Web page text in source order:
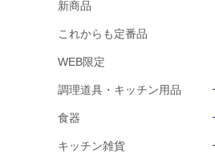
新商品
これからも定番品
WEB限定
調理道具・キッチン用品
食器
キッチン雑貨